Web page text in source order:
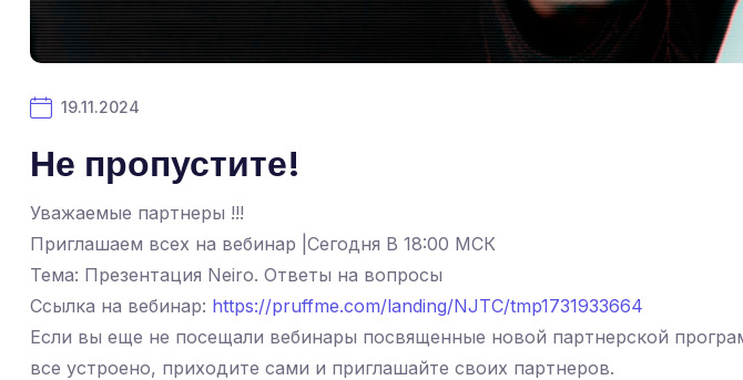
19.11.2024
Не пропустите!
Уважаемые партнеры !!!
Приглашаем всех на вебинар |Сегодня В 18:00 МСК
Тема: Презентация Neiro. Ответы на вопросы
Ссылка на вебинар: https://pruffme.com/landing/NJTC/tmp1731933664
Если вы еще не посещали вебинары посвященные новой партнерской
все устроено, приходите сами и приглашайте своих партнеров.